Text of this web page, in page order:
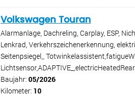
Volkswagen Touran
Alarmanlage, Dachreling, Carplay, ESP,
Lenkrad, Verkehrszeichenerkennung,
Seitenpsiegel,,
Baujahr: 05/2026
Kilometer: 10